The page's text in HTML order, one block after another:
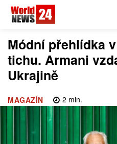
Módní přehlídka
tichu. Armani
Ukrajině
MAGAZÍN 2 min.